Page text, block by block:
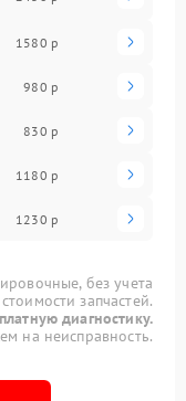
1580 р
980 р
830 р
1180 р
1230 р
без учета
стоимости запчастей.
диагностику.
на неисправность.